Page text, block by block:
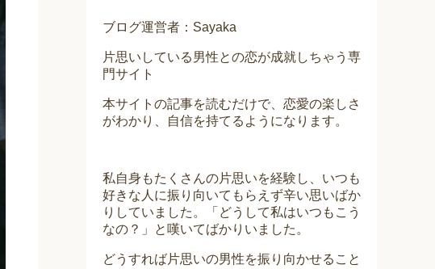
ブログ運営者：Sayaka
片思いしている男性との恋が成就しちゃう専
門サイト
本サイトの記事を読むだけで、恋愛の楽しさ
がわかり、自信を持てるようになります。
私自身もたくさんの片思いを経験し、いつも
好きな人に振り向いてもらえず辛い思いばか
りしていました。「どうして私はいつもこう
なの？」と嘆いてばかりいました。
どうすれば片思いの男性を振り向かせること